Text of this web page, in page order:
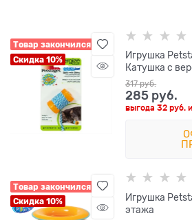
Товар закончился
Скидка 10%
Игрушка
Катушка с
317 руб.
285 руб.
выгода32 руб.
Товар закончился
Скидка 10%
Игрушка
этажа